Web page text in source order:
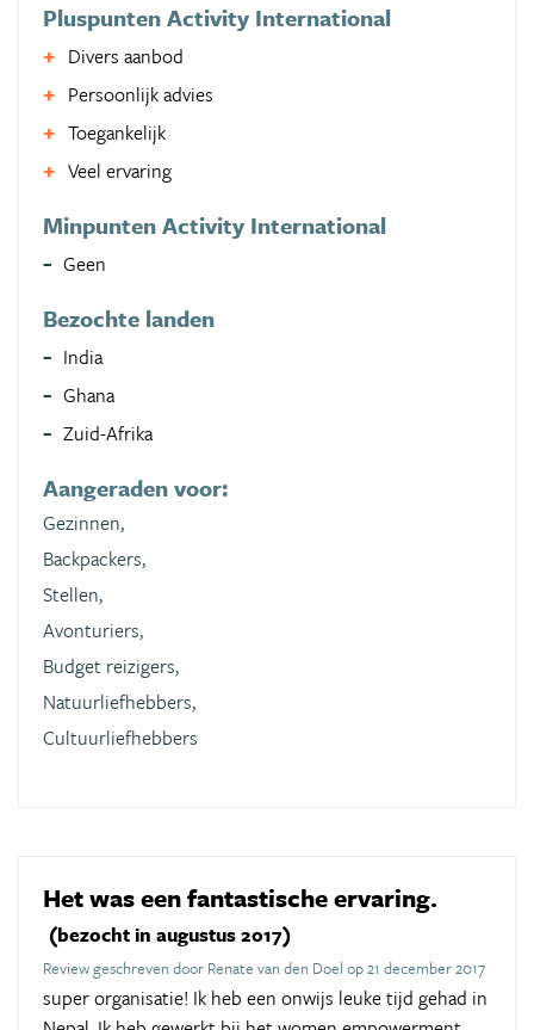
Pluspunten Activity International
Divers aanbod
Persoonlijk advies
Toegankelijk
Veel ervaring
Minpunten Activity International
Geen
Bezochte landen
India
Ghana
Zuid-Afrika
Aangeraden voor:
Gezinnen,
Backpackers,
Stellen,
Avonturiers,
Budget reizigers,
Natuurliefhebbers,
Cultuurliefhebbers
Het was een fantastische ervaring.
(bezocht in augustus 2017)
Review geschreven door Renate van den Doel op 21 december 2017
super organisatie! Ik heb een onwijs leuke tijd gehad in